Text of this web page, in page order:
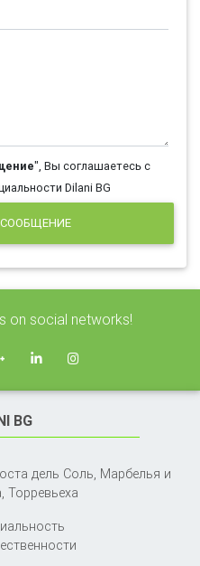
", Вы соглашаетесь с
Dilani BG
on social networks!
BG
дель Соль, Марбелья и
Торревьеха